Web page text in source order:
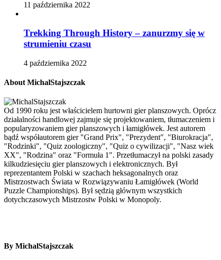
11 października 2022
Trekking Through History – zanurzmy się w
strumieniu czasu
4 października 2022
About MichalStajszczak
Od 1990 roku jest właścicielem hurtowni gier planszowych. Oprócz
działalności handlowej zajmuje się projektowaniem, tłumaczeniem i
popularyzowaniem gier planszowych i łamigłówek. Jest autorem
bądź współautorem gier "Grand Prix", "Prezydent", "Biurokracja",
"Rodzinki", "Quiz zoologiczny", "Quiz o cywilizacji", "Nasz wiek
XX", "Rodzina" oraz "Formuła 1". Przetłumaczył na polski zasady
kilkudziesięciu gier planszowych i elektronicznych. Był
reprezentantem Polski w szachach heksagonalnych oraz
Mistrzostwach Świata w Rozwiązywaniu Łamigłówek (World
Puzzle Championships). Był sędzią głównym wszystkich
dotychczasowych Mistrzostw Polski w Monopoly.
By MichalStajszczak